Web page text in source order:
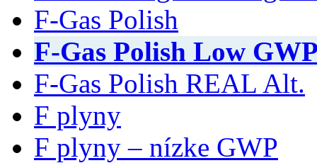
F-Gas Polish
F-Gas Polish Low
F-Gas Polish REAL Alt.
F plyny
F plyny – nízke GWP